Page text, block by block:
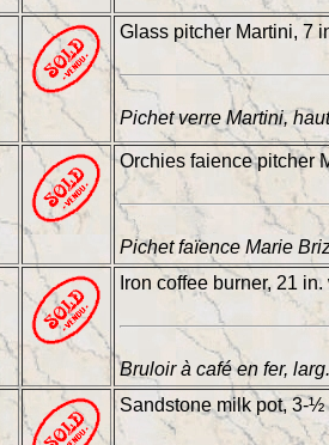
Glass pitcher Martini, 7
Pichet verre Martini,
Orchies faience pitcher
Pichet faïence Marie
Iron coffee burner, 21
Bruloir à café en fer,
Sandstone milk pot, 3-½